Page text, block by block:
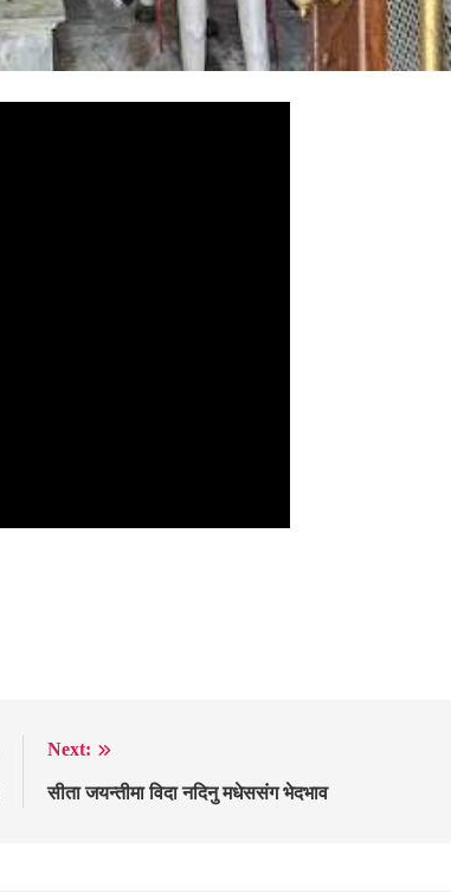
Next:
सीता जयन्तीमा विदा नदिनु मधेससंग भेदभाव